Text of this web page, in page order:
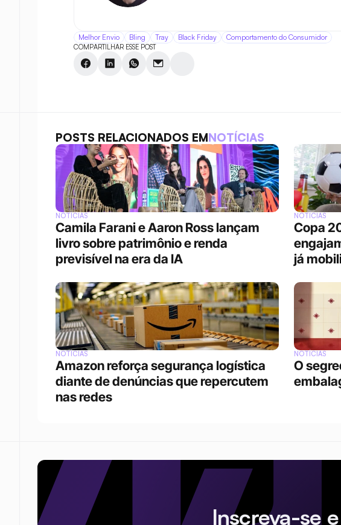
Melhor Envio Bling Tray Black Friday Comportamento do Consumidor
COMPARTILHAR ESSE POST
POSTS RELACIONADOS EMNOTÍCIAS
NOTÍCIAS
Camila Farani e Aaron Ross lançam
livro sobre patrimônio e renda
previsível na era da IA
NOTÍCIAS
Copa
já
NOTÍCIAS
Amazon reforça segurança logística
diante de denúncias que repercutem
nas redes
NOTÍCIAS
O
Inscreva-se